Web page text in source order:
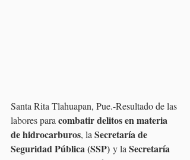
Santa Rita Tlahuapan, Pue.-Resultado de las
labores para combatir delitos en materia
de hidrocarburos, la Secretaría de
Seguridad Pública (SSP) y la Secretaría